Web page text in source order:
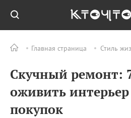
Главная страница Стиль
Скучный ремонт:
оживить
покупок